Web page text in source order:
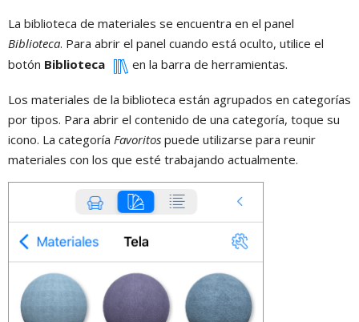
La biblioteca de materiales se encuentra en el panel
Biblioteca. Para abrir el panel cuando está oculto, utilice el
botón Biblioteca en la barra de herramientas.
Los materiales de la biblioteca están agrupados en categorías
por tipos. Para abrir el contenido de una categoría, toque su
icono. La categoría Favoritos puede utilizarse para reunir
materiales con los que esté trabajando actualmente.